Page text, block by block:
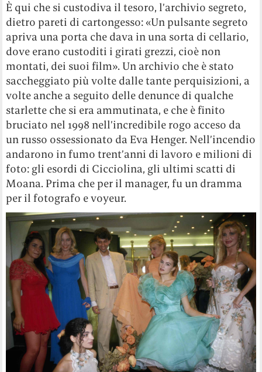
È qui che si custodiva il tesoro, l’archivio segreto,
dietro pareti di cartongesso: «Un pulsante segreto
apriva una porta che dava in una sorta di cellario,
dove erano custoditi i girati grezzi, cioè non
montati, dei suoi film». Un archivio che è stato
saccheggiato più volte dalle tante perquisizioni, a
volte anche a seguito delle denunce di qualche
starlette che si era ammutinata, e che è finito
bruciato nel 1998 nell’incredibile rogo acceso da
un russo ossessionato da Eva Henger. Nell’incendio
andarono in fumo trent’anni di lavoro e milioni di
foto: gli esordi di Cicciolina, gli ultimi scatti di
Moana. Prima che per il manager, fu un dramma
per il fotografo e voyeur.